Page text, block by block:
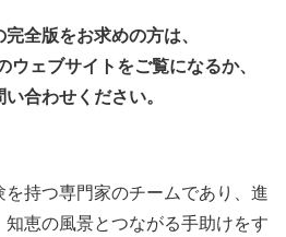
全版をお求めの方は、
ウェブサイトをご覧になるか、
合わせください。
持つ専門家のチームであり、進
恵の風景とつながる手助けをす